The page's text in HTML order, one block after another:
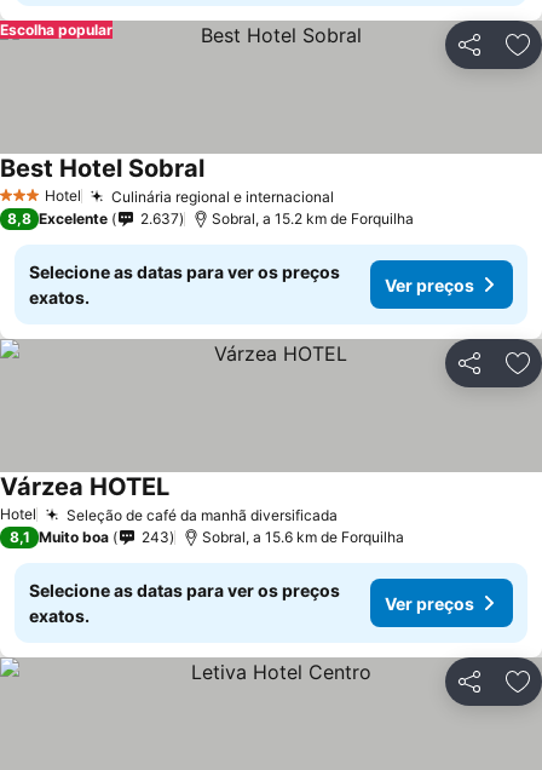
Partilhar
Escolha popular
3 EstrelasHotel Culinária regional e internacional
Best Hotel SobralVer preços
8,8 Excelente 2.637 Sobral, a 15.2 km de Forquilha
Selecione as datas para ver os preços
exatos.
Ver preços
Partilhar
Hotel Seleção de café da manhã diversificada
Várzea HOTELVer preços
8,1 Muito boa 243 Sobral, a 15.6 km de Forquilha
Selecione as datas para ver os preços
exatos.
Ver preços
Partilhar